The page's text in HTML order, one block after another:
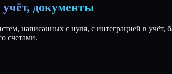
документы
написанных с нуля, с интеграцией в
счетами.